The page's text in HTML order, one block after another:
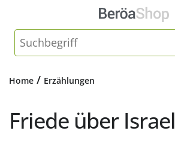
Home / Erzählungen
Friede über Israel